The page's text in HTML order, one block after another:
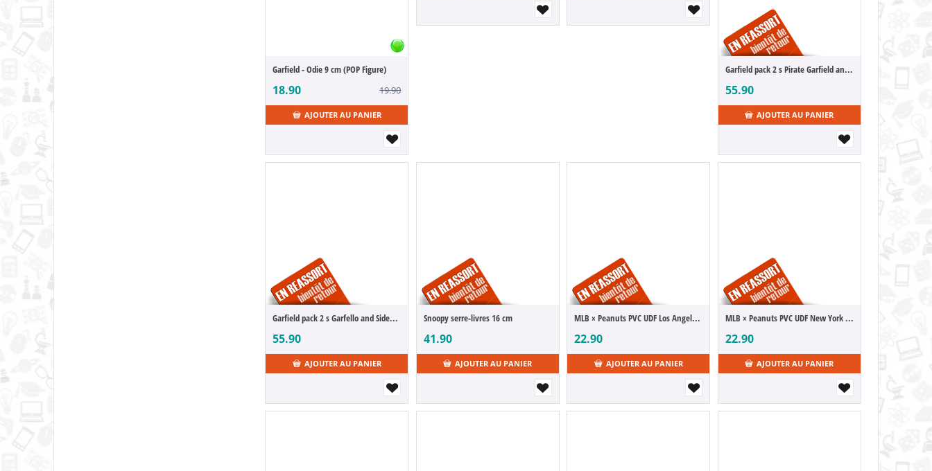
Garfield - Odie 9 cm (POP Figure)
18.90 19.90
AJOUTER AU PANIER
Garfield pack 2 s Pirate Garfield and Pirate Odie
55.90
AJOUTER AU PANIER
Garfield pack 2 s Garfello and Sidekick Odie
55.90
AJOUTER AU PANIER
Snoopy serre-livres 16 cm
41.90
AJOUTER AU PANIER
MLB × Peanuts PVC UDF Los Angeles Dodgers Charlie Brown 9 cm
22.90
AJOUTER AU PANIER
MLB × Peanuts PVC UDF New York Yankees Charlie Brown 9 cm
22.90
AJOUTER AU PANIER